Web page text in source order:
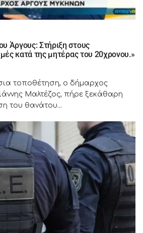
Άργους: Στήριξη στους
κατά της μητέρας του 20χρονου.»
τοποθέτηση, ο δήμαρχος
Μαλτέζος, πήρε ξεκάθαρη
του θανάτου...